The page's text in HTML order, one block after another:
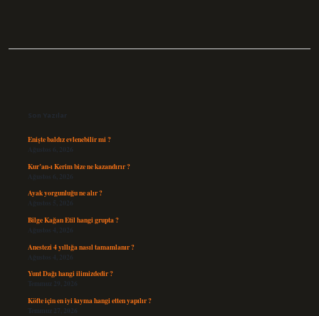
Son Yazılar
Enişte baldız evlenebilir mi ?
Ağustos 6, 2026
Kur’an-ı Kerim bize ne kazandırır ?
Ağustos 6, 2026
Ayak yorgunluğu ne alır ?
Ağustos 5, 2026
Bilge Kağan Etil hangi grupta ?
Ağustos 4, 2026
Anestezi 4 yıllığa nasıl tamamlanır ?
Ağustos 4, 2026
Yunt Dağı hangi ilimizdedir ?
Temmuz 29, 2026
Köfte için en iyi kıyma hangi etten yapılır ?
Temmuz 27, 2026